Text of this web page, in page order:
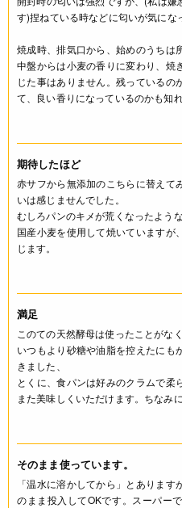
す)捏ねている時などに匂いが気にな
焼成時、排気口から、始めのうちは
中盤からは小麦の香りに変わり、焼
じた事はありません。残っているの
て、良い香りになっているのかも知れ
期待したほど
赤サフから無添加のこちらに替えて
いは感じませんでした。
むしろパンのキメが荒くなったような
国産小麦を使用して焼いていますが
じます。
満足
このての天然酵母は使ったことがな
いつもより砂糖や油脂を控えたにも
きました、
とくに、食パンは好みのクラムで
また美味しくいただけます。ちなみ
そのまま使っています。
「温水に溶かしてから」とありま
のまま投入してOKです。スーパー